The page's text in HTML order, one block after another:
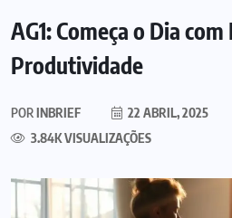
AG1: Começa o Dia
Produtividade
PORINBRIEF 22 ABRIL, 2025
3.84K VISUALIZAÇÕES